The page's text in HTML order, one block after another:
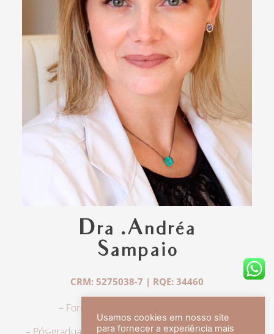
Dra .Andréa
Sampaio
CRM: 5275038-7 | RQE: 34460
– Formação em Medicina pela UFRJ.
Usamos cookies em nosso site
para fornecer a experiência mais